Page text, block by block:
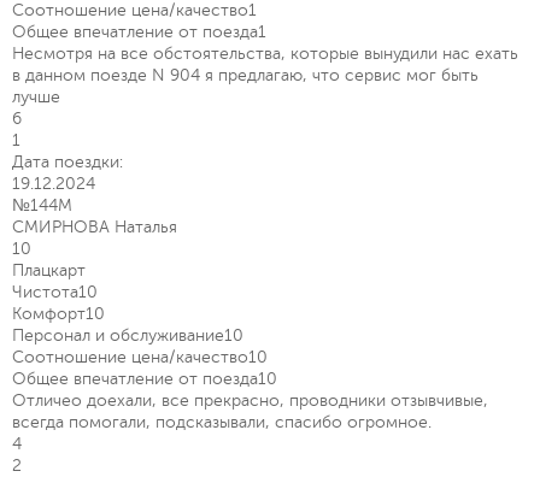
Соотношение цена/качество1
Общее впечатление от поезда1
Несмотря на все обстоятельства, которые вынудили нас ехать
в данном поезде N 904 я предлагаю, что сервис мог быть
лучше
6
1
Дата поездки:
19.12.2024
№144М
СМИРНОВА Наталья
10
Плацкарт
Чистота10
Комфорт10
Персонал и обслуживание10
Соотношение цена/качество10
Общее впечатление от поезда10
Отличео доехали, все прекрасно, проводники отзывчивые,
всегда помогали, подсказывали, спасибо огромное.
4
2